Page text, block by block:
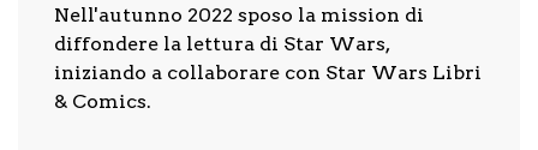
Nell'autunno 2022 sposo la mission di
diffondere la lettura di Star Wars,
iniziando a collaborare con Star Wars Libri
& Comics.